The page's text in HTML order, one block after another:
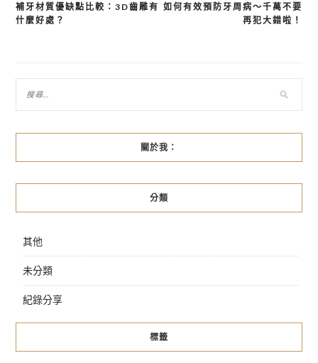
文
覽
如何有效預防牙周病～千萬不要
再犯大錯啦！
補牙材質優缺點比較：3D齒雕有
什麼好處？
關於我：
分類
其他
未分類
紀錄分享
標籤